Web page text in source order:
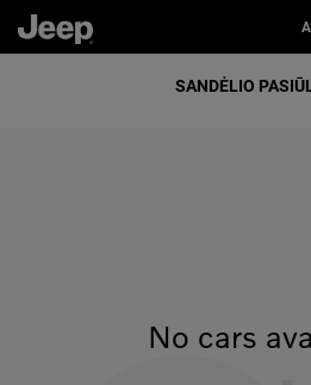
SANDĖLIO